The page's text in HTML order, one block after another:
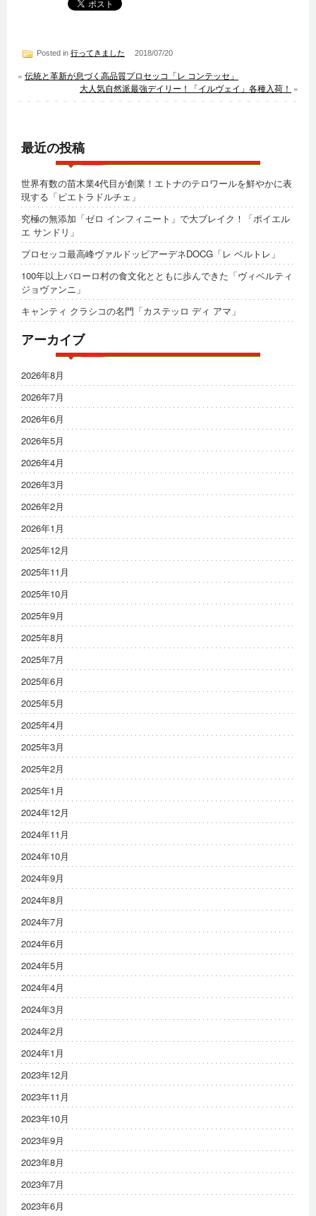
Posted in 行ってきました 2018/07/20
« 伝統と革新が息づく高品質プロセッコ「レ コンテッセ」
大人気自然派最強デイリー！「イルヴェイ」各種入荷！ »
最近の投稿
世界有数の苗木業4代目が創業！エトナのテロワールを鮮やかに表
現する「ピエトラドルチェ」
究極の無添加「ゼロ インフィニート」で大ブレイク！「ポイエル
エ サンドリ」
プロセッコ最高峰ヴァルドッビアーデネDOCG「レ ベルトレ」
100年以上バローロ村の食文化とともに歩んできた「ヴィベルティ
ジョヴァンニ」
キャンティ クラシコの名門「カステッロ ディ アマ」
アーカイブ
2026年8月
2026年7月
2026年6月
2026年5月
2026年4月
2026年3月
2026年2月
2026年1月
2025年12月
2025年11月
2025年10月
2025年9月
2025年8月
2025年7月
2025年6月
2025年5月
2025年4月
2025年3月
2025年2月
2025年1月
2024年12月
2024年11月
2024年10月
2024年9月
2024年8月
2024年7月
2024年6月
2024年5月
2024年4月
2024年3月
2024年2月
2024年1月
2023年12月
2023年11月
2023年10月
2023年9月
2023年8月
2023年7月
2023年6月